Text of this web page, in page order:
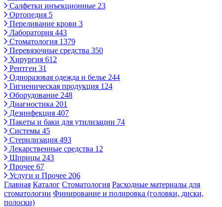
Салфетки инъекционные 23
Ортопедия 5
Переливание крови 3
Лаборатория 443
Стоматология 1379
Перевязочные средства 350
Хирургия 612
Рентген 31
Одноразовая одежда и белье 244
Гигиеническая продукция 124
Оборудование 248
Диагностика 201
Дезинфекция 407
Пакеты и баки для утилизации 74
Системы 45
Стерилизация 493
Лекарственные средства 12
Шприцы 243
Прочее 67
Услуги и Прочее 206
Главная Каталог Стоматология Расходные материалы для
стоматологии Финирование и полировка (головки, диски,
полоски)